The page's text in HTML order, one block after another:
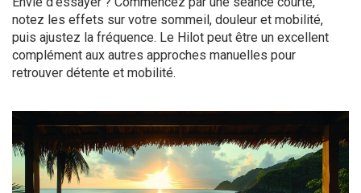
notez les effets sur votre sommeil, douleur et mobilité,
puis ajustez la fréquence. Le Hilot peut être un excellent
complément aux autres approches manuelles pour
retrouver détente et mobilité.